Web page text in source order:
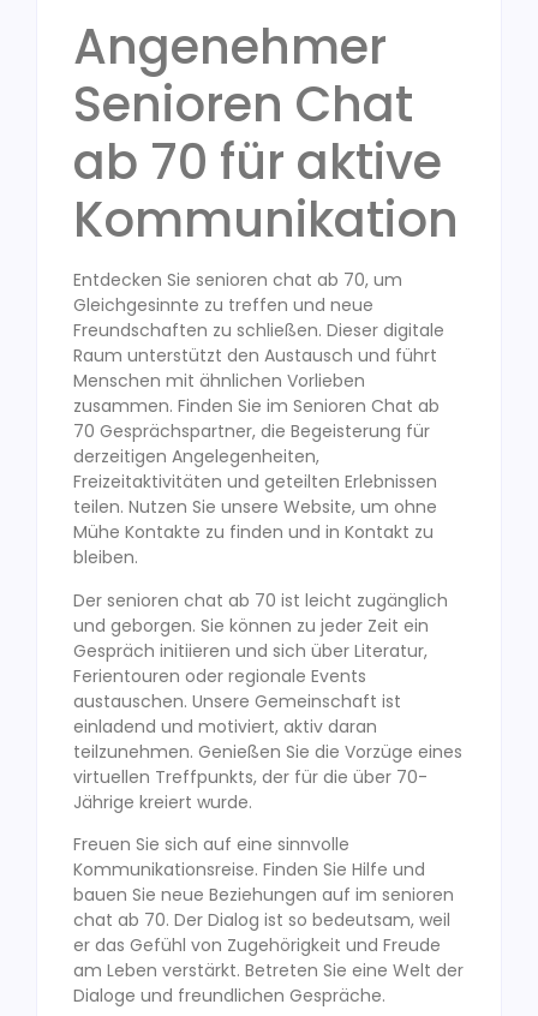
Angenehmer
Senioren Chat
ab 70 für aktive
Kommunikation
Entdecken Sie senioren chat ab 70, um
Gleichgesinnte zu treffen und neue
Freundschaften zu schließen. Dieser digitale
Raum unterstützt den Austausch und führt
Menschen mit ähnlichen Vorlieben
zusammen. Finden Sie im Senioren Chat ab
70 Gesprächspartner, die Begeisterung für
derzeitigen Angelegenheiten,
Freizeitaktivitäten und geteilten Erlebnissen
teilen. Nutzen Sie unsere Website, um ohne
Mühe Kontakte zu finden und in Kontakt zu
bleiben.
Der senioren chat ab 70 ist leicht zugänglich
und geborgen. Sie können zu jeder Zeit ein
Gespräch initiieren und sich über Literatur,
Ferientouren oder regionale Events
austauschen. Unsere Gemeinschaft ist
einladend und motiviert, aktiv daran
teilzunehmen. Genießen Sie die Vorzüge eines
virtuellen Treffpunkts, der für die über 70-
Jährige kreiert wurde.
Freuen Sie sich auf eine sinnvolle
Kommunikationsreise. Finden Sie Hilfe und
bauen Sie neue Beziehungen auf im senioren
chat ab 70. Der Dialog ist so bedeutsam, weil
er das Gefühl von Zugehörigkeit und Freude
am Leben verstärkt. Betreten Sie eine Welt der
Dialoge und freundlichen Gespräche.